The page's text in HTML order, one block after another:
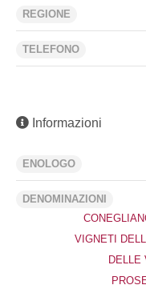
REGIONE
TELEFONO
Informazioni
ENOLOGO
DENOMINAZIONI
VIGNETI
DELLE